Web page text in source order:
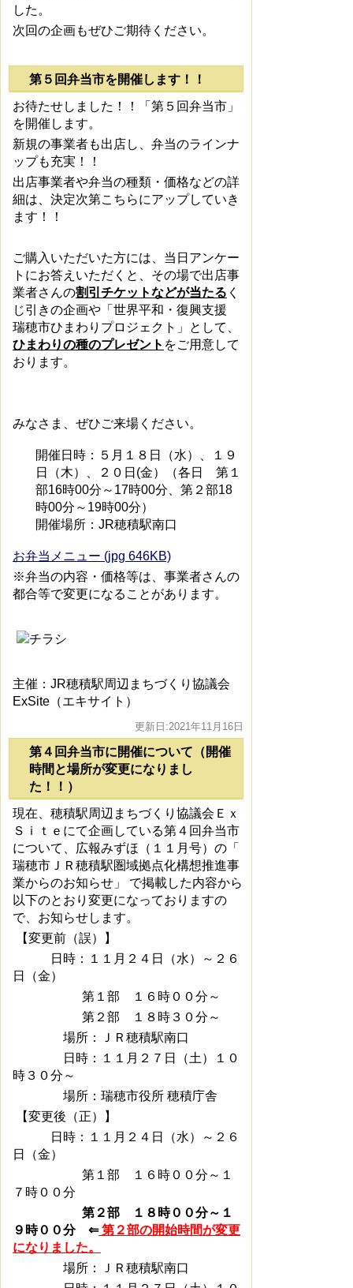
した。
次回の企画もぜひご期待ください。
第５回弁当市を開催します！！
お待たせしました！！「第５回弁当市」
を開催します。
新規の事業者も出店し、弁当のラインナ
ップも充実！！
出店事業者や弁当の種類・価格などの詳
細は、決定次第こちらにアップしていき
ます！！
ご購入いただいた方には、当日アンケー
トにお答えいただくと、その場で出店事
業者さんの割引チケットなどが当たる く
じ引きの企画や「世界平和・復興支援
瑞穂市ひまわりプロジェクト」として、
ひまわりの種のプレゼント をご用意して
おります。
みなさま、ぜひご来場ください。
開催日時：５月１８日（水）、１９
日（木）、２０日(金）（各日 第１
部16時00分～17時00分、第２部18
時00分～19時00分）
開催場所：JR穂積駅南口
お弁当メニュー (jpg 646KB)
※弁当の内容・価格等は、事業者さんの
都合等で変更になることがあります。
主催：JR穂積駅周辺まちづくり協議会
ExSite（エキサイト）
更新日:2021年11月16日
第４回弁当市に開催について（開催
時間と場所が変更になりまし
た！！）
現在、穂積駅周辺まちづくり協議会Ｅｘ
Ｓｉｔｅにて企画している第４回弁当市
について、広報みずほ（１１月号）の「
瑞穂市ＪＲ穂積駅圏域拠点化構想推進事
業からのお知らせ」
で掲載した内容から
以下のとおり 変更になっておりますの
で、お知らせします。
【変更前（誤）】
日時：１１月２４日（水）～２６
日（金）
第１部 １６時００分～
第２部 １８時３ ０分～
場所：ＪＲ穂積駅南口
日時：１１月２７日（土）１０
時３０分～
場所：瑞穂市役所 穂積庁舎
【変更後（正）】
日時：１１月２４日（水）～２６
日（金）
第１部 １６時００分～１
７時００分
第２部 １８時０ ０分～１
９時００分 ⇐第２部の開始時間が変更
になりました。
場所：ＪＲ穂積駅南口